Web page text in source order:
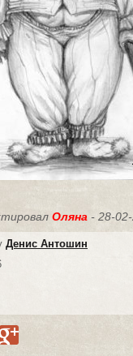
Оляна - 28-
Денис Антошин